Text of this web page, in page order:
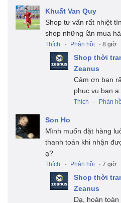
Khuất Van Quy
Shop tư vấn rất nhiệt
shop những lần mua
Thích · Phản hồi · 8 giờ
Shop thời
Zeanus
Cảm ơn bạn
phục vụ bạn ạ.
Thích · Phản
Son Ho
Mình muốn đặt hàng
thanh toán khi nhận
ạ?
Thích · Phản hồi · 7 giờ
Shop thời
Zeanus
Dạ, hoàn